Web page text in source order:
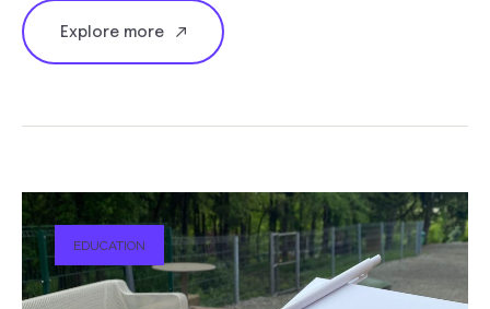
Explore more
EDUCATION